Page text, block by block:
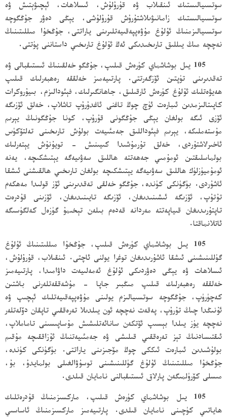
سوتسىيالىستىك ئىنقىلاب ۋە قۇرۇلۇش، ئىسلاھات، ئېچىۋېتىش ۋە
سوتسىيالىستىك زامانىۋىلاشتۇرۇش قۇرۇلۇشى، يېڭى دەۋر جۇڭگوچە
سوتسىيالىزمنىڭ ئۇلۇغ مۇۋەپپەقىيەتلىرىنى ياراتتى، جۇڭخۇا مىللىتىنىڭ
نەچچە مىڭ يىللىق تارىخىدىكى ئەڭ ئۇلۇغ تارىخىي داستاننى پۈتتى.
105 يىل بوشاشماي كۈرەش قىلىپ، جۇڭگو خەلقىنىڭ ئىستىقبالى ۋە
تەقدىرىنى تۈپتىن ئۆزگەرتتى. پارتىيەمىز خەلققە رەھبەرلىك قىلىپ
ھەيۋەتلىك ئۇلۇغ كۈرەش ئارقىلىق، جاھانگىرلىك، فېئودالىزم، بىيۇروكرات
كاپىتالىزمدىن ئىبارەت ئۈچ چوڭ تاغنى ئاغدۇرۇپ تاشلاپ، خەلق ئۆزىگە
ئۆزى ئىگە بولغان يېڭى جۇڭگونى قۇرۇپ، كونا جۇڭگونىڭ يېرىم
مۇستەملىكە، يېرىم فېئوداللىق جەمئىيەت بولۇش تارىخىنى تەلتۆكۈس
ئاخىرلاشتۇردى، خەلق تۇرمۇشىدا كىيىنىش - تويۇنۇش يېتەرلىك
بولماسلىقتىن ئومۇمىي جەھەتتە ھاللىق سەۋىيەگە يېتىشكىچە، يەنە
ئومۇميۈزلۈك ھاللىق سەۋىيەگە يېتىشكىچە بولغان تارىخىي ھالقىشنى ئىشقا
ئاشۇردى. بۈگۈنكى كۈندە، جۇڭگو خەلقى تەقدىرىنى ئۆز قولىدا مەھكەم
تۇتۇپ، ئۆزىگە ئىشىنىدىغان، ئۆزىگە تايىنىدىغان، ئۆزىنى قۇدرەت
تاپتۇرىدىغان قىياپەتتە مەردانە قەدەم بىلەن تېخىمۇ گۈزەل كەلگۈسىگە
ئاتلانماقتا.
105 يىل بوشاشماي كۈرەش قىلىپ، جۇڭخۇا مىللىتىنىڭ ئۇلۇغ
گۈللىنىشىنى ئىشقا ئاشۇرىدىغان توغرا يولنى ئاچتى. ئىنقىلاب، قۇرۇلۇش،
ئىسلاھات ۋە يېڭى دەۋردىكى ئۇلۇغ ئەمەلىيەت داۋامىدا، پارتىيەمىز
خەلققە رەھبەرلىك قىلىپ مىڭبىر جاپا - مۇشەققەتلەرنى باشتىن
كەچۈرۈپ، جۇڭگوچە سوتسىيالىزم يولىنى مۇۋەپپەقىيەتلىك ئېچىپ ۋە
ئۇنىڭدا چىڭ تۇرۇپ، پەقەت نەچچە ئون يىلدىلا تەرەققىي تاپقان دۆلەتلەر
نەچچە يۈز يىلدا بېسىپ ئۆتكەن سانائەتلىشىش مۇساپىسىنى تاماملاپ،
ئىقتىسادنىڭ تېز تەرەققىي قىلىشى ۋە جەمئىيەتنىڭ ئۇزاققىچە مۇقىم
بولۇشىدىن ئىبارەت ئىككى چوڭ مۆجىزىنى ياراتتى. بۈگۈنكى كۈندە،
جۇڭخۇا مىللىتىنىڭ ئۇلۇغ گۈللىنىشىنى توسۇۋالغىلى بولمايدۇ، بۇ،
مىسلى كۆرۈلمىگەن پارلاق ئىستىقبالنى نامايان قىلدى.
105 يىل بوشاشماي كۈرەش قىلىپ، ماركسىزمنىڭ قۇدرەتلىك
ھاياتىي كۈچىنى نامايان قىلدى. پارتىيەمىز ماركسىزمنىڭ ئاساسىي